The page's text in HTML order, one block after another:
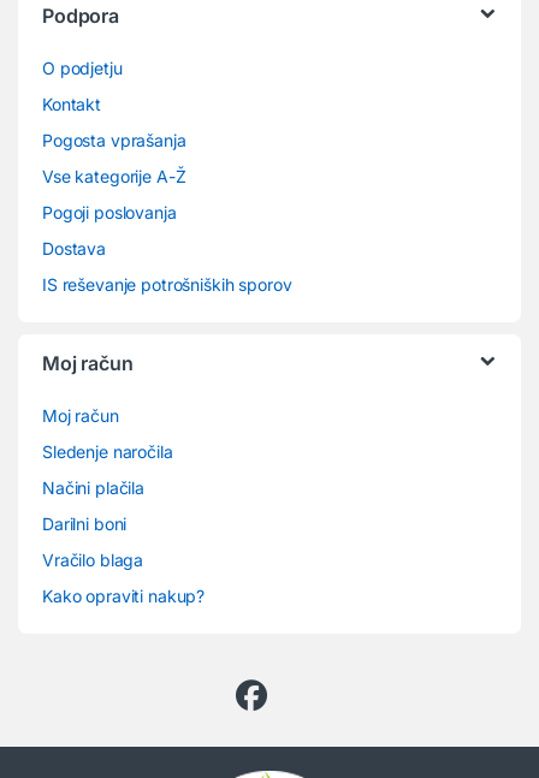
Podpora
O podjetju
Kontakt
Pogosta vprašanja
Vse kategorije A-Ž
Pogoji poslovanja
Dostava
IS reševanje potrošniških sporov
Moj račun
Moj račun
Sledenje naročila
Načini plačila
Darilni boni
Vračilo blaga
Kako opraviti nakup?